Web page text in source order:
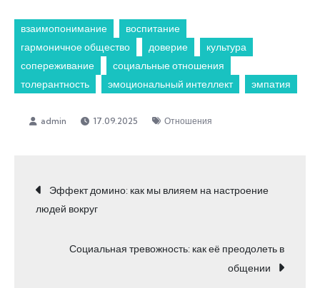
взаимопонимание
воспитание
гармоничное общество
доверие
культура
сопереживание
социальные отношения
толерантность
эмоциональный интеллект эмпатия
17.09.2025 Отношения
Навигация
по
записям
Эффект домино: как мы влияем на настроение
людей вокруг
Социальная тревожность: как её преодолеть в
общении